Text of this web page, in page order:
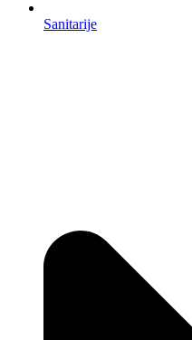
Sanitarije